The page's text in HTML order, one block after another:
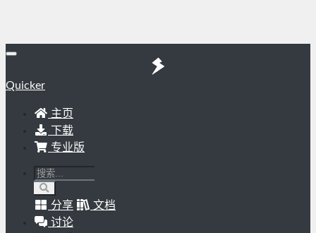
Quicker
主页
下载
专业版
分享
文档
讨论